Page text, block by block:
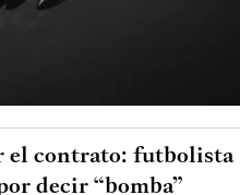
el contrato: futbolista
decir “bomba”